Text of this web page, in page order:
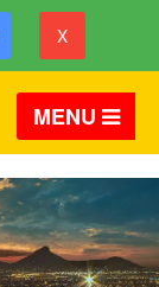
X
MENU